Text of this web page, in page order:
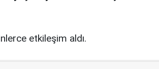
etkileşim aldı.